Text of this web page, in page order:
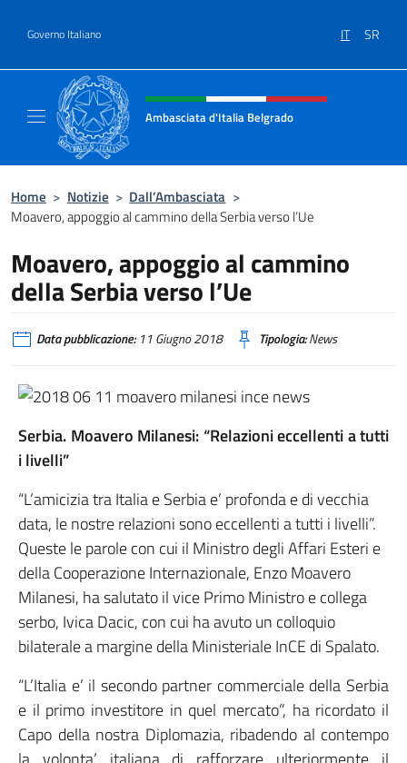
Governo Italiano IT SR
Intestazione sito, social e menù
Ambasciata d'Italia Belgrado
Home > Notizie > Dall’Ambasciata >
Moavero, appoggio al cammino della Serbia verso l’Ue
Moavero, appoggio al cammino
della Serbia verso l’Ue
Data pubblicazione:11 Giugno 2018 Tipologia:News
Serbia. Moavero Milanesi: “Relazioni eccellenti a tutti
i livelli”
“L’amicizia tra Italia e Serbia e’ profonda e di vecchia
data, le nostre relazioni sono eccellenti a tutti i livelli”.
Queste le parole con cui il Ministro degli Affari Esteri e
della Cooperazione Internazionale, Enzo Moavero
Milanesi, ha salutato il vice Primo Ministro e collega
serbo, Ivica Dacic, con cui ha avuto un colloquio
bilaterale a margine della Ministeriale InCE di Spalato.
“L’Italia e’ il secondo partner commerciale della Serbia
e il primo investitore in quel mercato”, ha ricordato il
Capo della nostra Diplomazia, ribadendo al contempo